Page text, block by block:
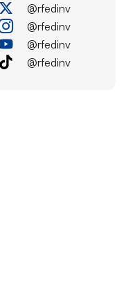
@rfedinv
@rfedinv
@rfedinv
@rfedinv